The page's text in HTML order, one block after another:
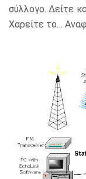
σύλλογο. Δείτε
Χαρείτε το…